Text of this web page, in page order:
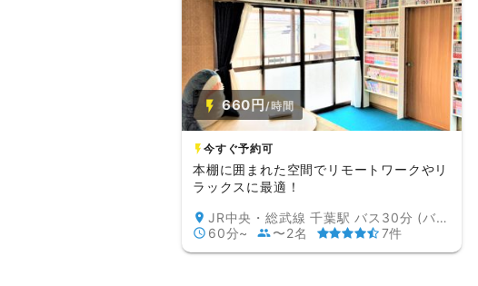
660円/時間
今すぐ予約可
本棚に囲まれた空間でリモートワークやリ
ラックスに最適！
JR中央・総武線 千葉駅 バス30分 (バス停：大宮団地)
60分~
〜2名 7件